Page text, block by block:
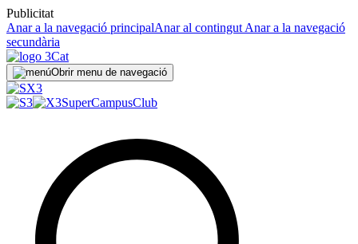
Publicitat
Anar a la navegació principalAnar al contingut Anar a la navegació
secundària
Obrir menu de navegació
SuperCampusClub